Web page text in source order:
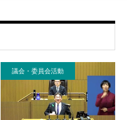
議会・委員会活動